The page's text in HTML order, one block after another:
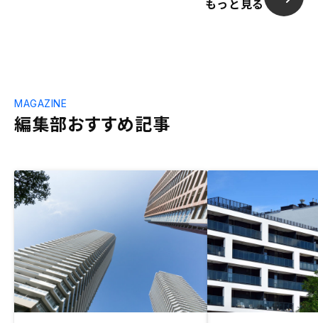
もっと見る
編集部おすすめ記事
MAGAZINE